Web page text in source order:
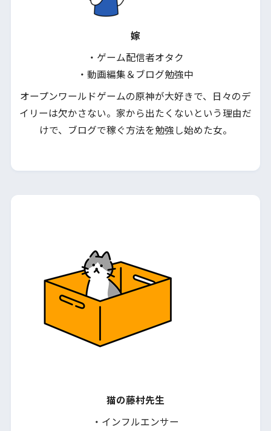
嫁
・ゲーム配信者オタク
・動画編集＆ブログ勉強中
オープンワールドゲームの原神が大好きで、日々のデ
イリーは欠かさない。家から出たくないという理由だ
けで、ブログで稼ぐ方法を勉強し始めた女。
猫の藤村先生
・インフルエンサー